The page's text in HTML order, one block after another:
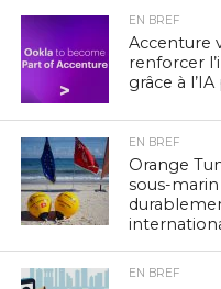
EN BREF
Accenture
renforcer
grâce à
EN BREF
Orange
sous-
EN BREF